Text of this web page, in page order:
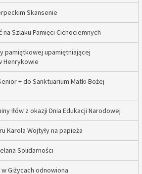
Skansenie
Szlaku Pamięci Cichociemnych
pamiątkowej upamiętniającej
Henrykowie
+ do Sanktuarium Matki Bożej
Iłów z okazji Dnia Edukacji Narodowej
Karola Wojtyły na papieża
Solidarności
Giżycach odnowiona